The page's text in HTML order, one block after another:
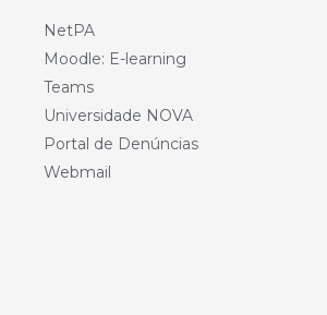
NetPA
Moodle: E-learning
Teams
Universidade NOVA
Portal de Denúncias
Webmail